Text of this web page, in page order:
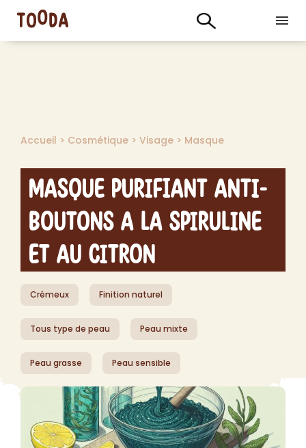
Accueil > Cosmétique > Visage > Masque
Masque Purifiant Anti-
Boutons a la Spiruline
et au Citron
Crémeux Finition naturel
Tous type de peau Peau mixte
Peau grasse Peau sensible